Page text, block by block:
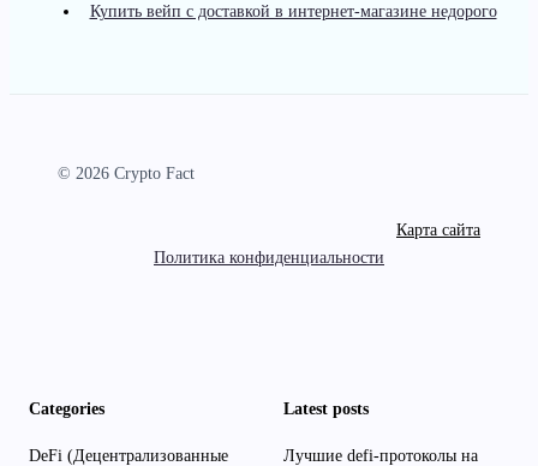
Купить вейп с доставкой в интернет-магазине недорого
© 2026 Crypto Fact
Карта сайта
Политика конфиденциальности
Categories
DeFi (Децентрализованные
Latest posts
Лучшие defi-протоколы на